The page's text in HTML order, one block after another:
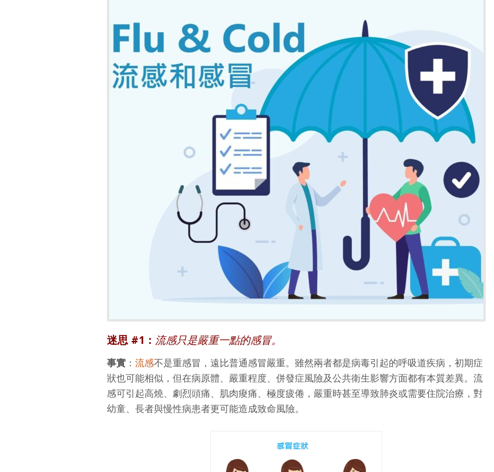
迷思 #1： 流感只是嚴重一點的感冒。
事實 ： 流感不是重感冒，遠比普通感冒嚴重。雖然兩者都是病毒引起的呼吸道疾病，初期症
狀也可能相似，但在病原體、嚴重程度、併發症風險及公共衛生影響方面都有本質差異。流
感可引起高燒、劇烈頭痛、肌肉痠痛、極度疲倦，嚴重時甚至導致肺炎或需要住院治療，對
幼童、長者與慢性病患者更可能造成致命風險。